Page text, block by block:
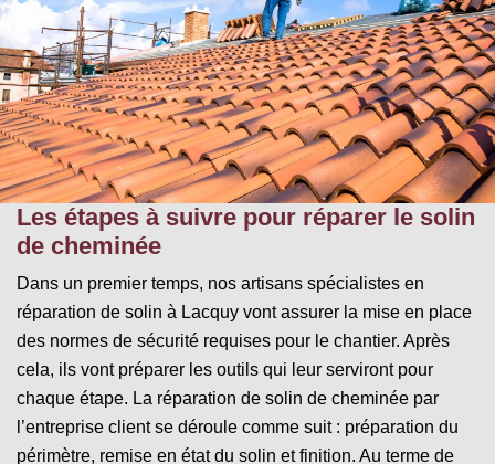
Les étapes à suivre pour réparer le solin
de cheminée
Dans un premier temps, nos artisans spécialistes en
réparation de solin à Lacquy vont assurer la mise en place
des normes de sécurité requises pour le chantier. Après
cela, ils vont préparer les outils qui leur serviront pour
chaque étape. La réparation de solin de cheminée par
l’entreprise client se déroule comme suit : préparation du
périmètre, remise en état du solin et finition. Au terme de